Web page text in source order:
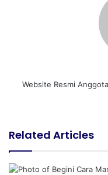
Website Resmi
Related Articles